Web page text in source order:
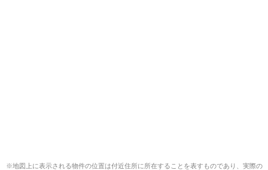
※地図上に表示される物件の位置は付近住所に所在することを表すものであり、実際の